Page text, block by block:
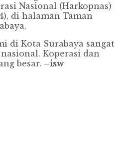
Nasional (Harkopnas)
di halaman Taman
di Kota Surabaya sangat
Koperasi dan
besar. –isw